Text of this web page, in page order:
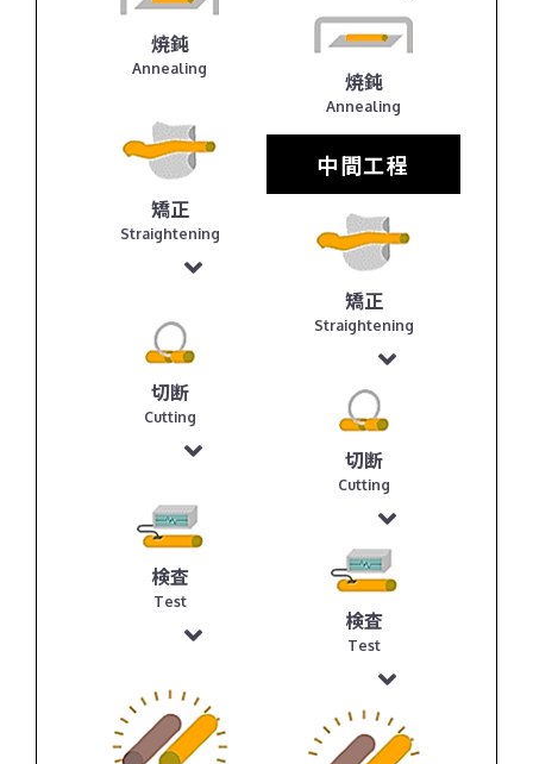
焼鈍
Annealing
矯正
Straightening
切断
Cutting
検査
Test
焼鈍
Annealing
中間工程
矯正
Straightening
切断
Cutting
検査
Test